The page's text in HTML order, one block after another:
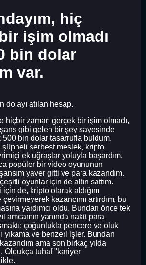
hiç
işim olmadı
bin dolar
var.
dolayı atılan hesap.
hiçbir zaman gerçek bir işim olmadı,
gibi gelen bir şey sayesinde
500 bin dolar tasarrufla buldum.
şüpheli serbest meslek, kripto
ek uğraşlar yoluyla başardım.
popüler bir video oyununun
yaver gitti ve para kazandım.
oyunlar için de altın sattım.
için de, kripto olarak aldığım
kazancımı artırdım, bu
yardımcı oldu. Bundan önce tek
amcamın yanında nakit para
çoğunlukla pencere ve oluk
yıkama ve benzeri işler. Bundan
ama son birkaç yılda
Oldukça tuhaf "kariyer